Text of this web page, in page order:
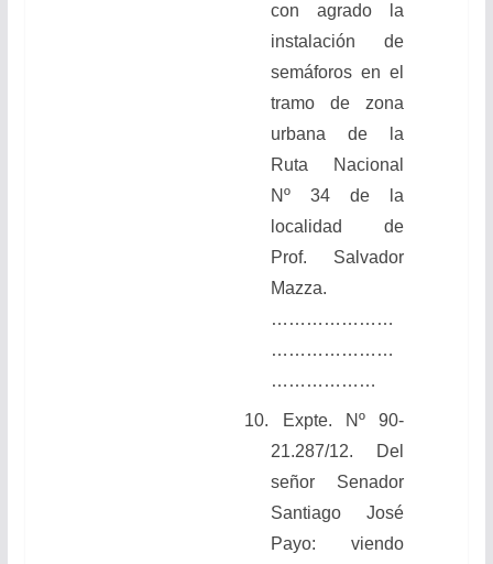
con agrado la
instalación de
semáforos en el
tramo de zona
urbana de la
Ruta Nacional
Nº 34 de la
localidad de
Prof. Salvador
Mazza.
…………………
…………………
………………
10.
Expte. Nº 90-
21.287/12. Del
señor Senador
Santiago José
Payo: viendo